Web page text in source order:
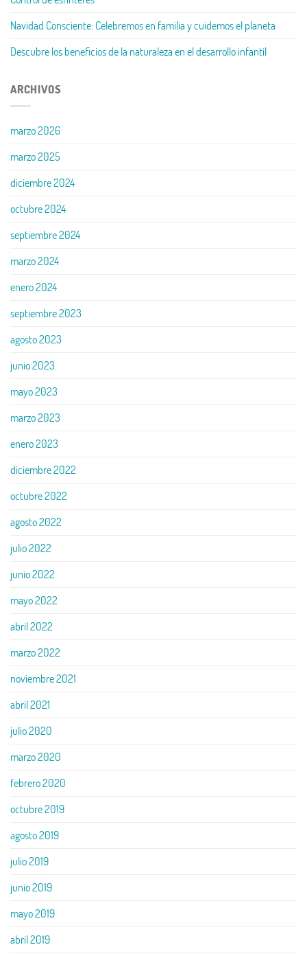
Navidad Consciente: Celebremos en familia y cuidemos el planeta
Descubre los beneficios de la naturaleza en el desarrollo infantil
ARCHIVOS
marzo 2026
marzo 2025
diciembre 2024
octubre 2024
septiembre 2024
marzo 2024
enero 2024
septiembre 2023
agosto 2023
junio 2023
mayo 2023
marzo 2023
enero 2023
diciembre 2022
octubre 2022
agosto 2022
julio 2022
junio 2022
mayo 2022
abril 2022
marzo 2022
noviembre 2021
abril 2021
julio 2020
marzo 2020
febrero 2020
octubre 2019
agosto 2019
julio 2019
junio 2019
mayo 2019
abril 2019